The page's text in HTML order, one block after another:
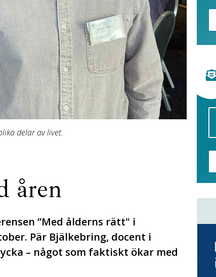
delar av livet.
åren
”Med ålderns rätt" i
Pär Bjälkebring, docent i
– något som faktiskt ökar med